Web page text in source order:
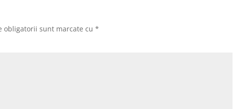
obligatorii sunt marcate cu*